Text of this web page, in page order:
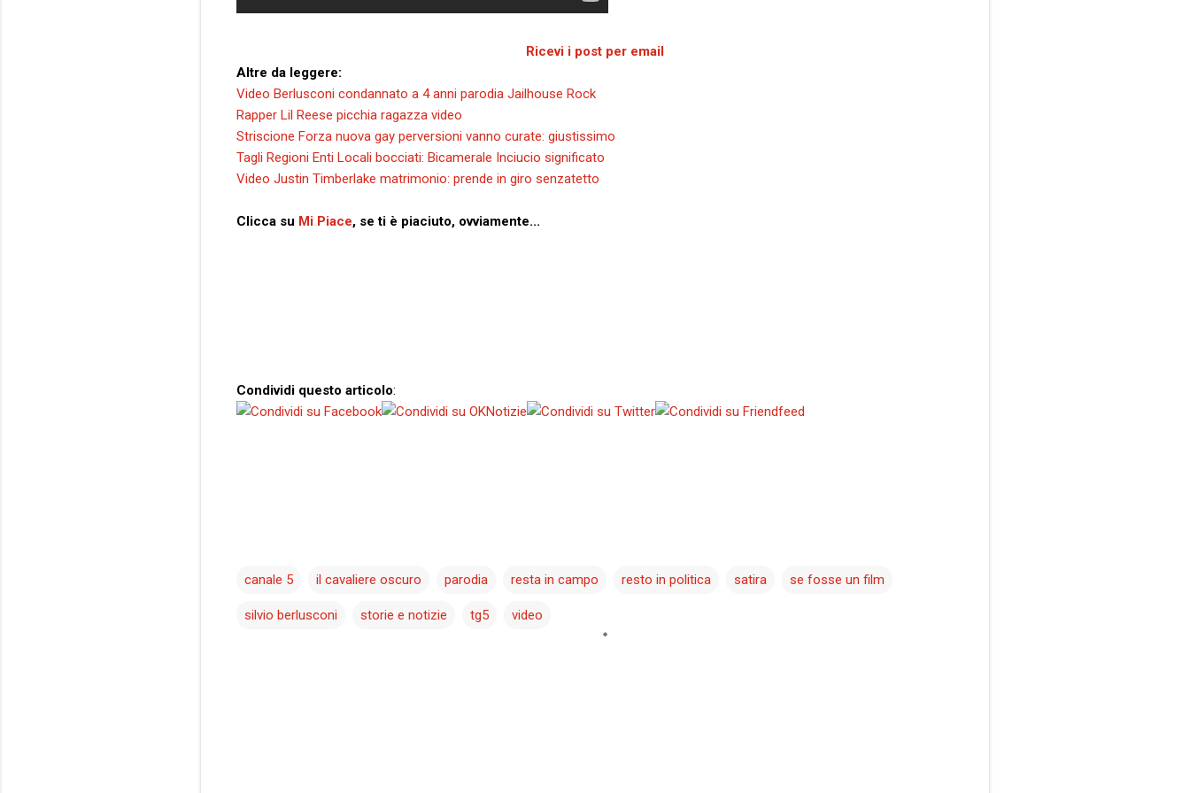
Ricevi i post per email
Altre da leggere:
Video Berlusconi condannato a 4 anni parodia Jailhouse Rock
Rapper Lil Reese picchia ragazza video
Striscione Forza nuova gay perversioni vanno curate: giustissimo
Tagli Regioni Enti Locali bocciati: Bicamerale Inciucio significato
Video Justin Timberlake matrimonio: prende in giro senzatetto
Clicca su Mi Piace, se ti è piaciuto, ovviamente...
Condividi questo articolo:
canale 5 il cavaliere oscuro parodia resta in campo resto in politica satira se fosse un film
silvio berlusconi storie e notizie tg5 video